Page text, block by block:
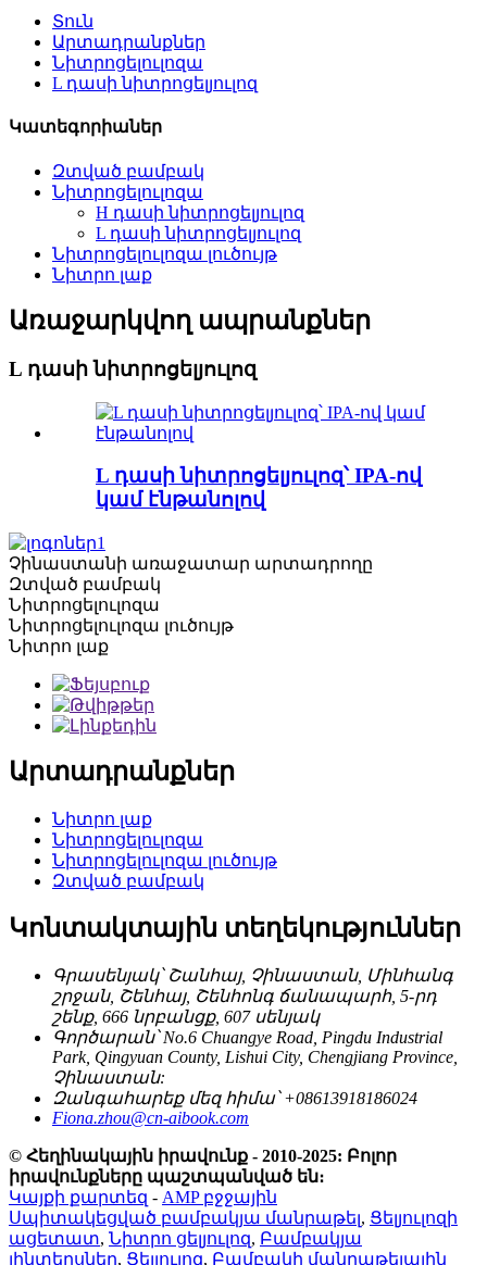
Տուն
Արտադրանքներ
Նիտրոցելուլոզա
L դասի նիտրոցելյուլոզ
Կատեգորիաներ
Զտված բամբակ
Նիտրոցելուլոզա
H դասի նիտրոցելյուլոզ
L դասի նիտրոցելյուլոզ
Նիտրոցելուլոզա լուծույթ
Նիտրո լաք
Առաջարկվող ապրանքներ
L դասի նիտրոցելյուլոզ
L դասի նիտրոցելյուլոզ՝ IPA-ով
կամ էնթանոլով
Չինաստանի առաջատար արտադրողը
Զտված բամբակ
Նիտրոցելուլոզա
Նիտրոցելուլոզա լուծույթ
Նիտրո լաք
Արտադրանքներ
Նիտրո լաք
Նիտրոցելուլոզա
Նիտրոցելուլոզա լուծույթ
Զտված բամբակ
Կոնտակտային տեղեկություններ
Գրասենյակ՝ Շանհայ, Չինաստան, Մինհանգ
շրջան, Շենհայ, Շենհոնգ ճանապարհ, 5-րդ
շենք, 666 նրբանցք, 607 սենյակ
Գործարան՝ No.6 Chuangye Road, Pingdu Industrial
Park, Qingyuan County, Lishui City, Chengjiang Province,
Չինաստան:
Զանգահարեք մեզ հիմա՝ +08613918186024
Fiona.zhou@cn-aibook.com
© Հեղինակային իրավունք - 2010-2025: Բոլոր
իրավունքները պաշտպանված են։
Կայքի քարտեզ - AMP բջջային
Սպիտակեցված բամբակյա մանրաթել, Ցելյուլոզի
ացետատ, Նիտրո ցելյուլոզ, Բամբակյա
լինտերսներ, Ցելյուլոզ, Բամբակի մանրաթելային